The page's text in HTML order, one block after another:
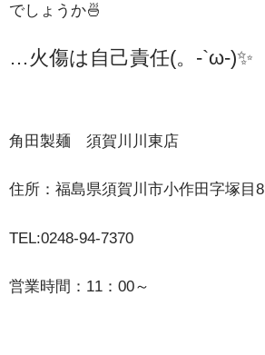
でしょうか🍜
…火傷は自己責任(。-`ω-)✨
角田製麺 須賀川川東店
住所：福島県須賀川市小作田字塚目8
TEL:0248-94-7370
営業時間：11：00～